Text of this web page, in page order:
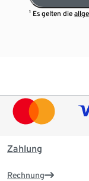
¹ Es gelten die
Zahlung
Rechnung